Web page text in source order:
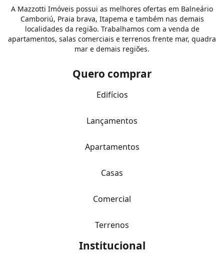
A Mazzotti Imóveis possui as melhores ofertas em Balneário
Camboriú, Praia brava, Itapema e também nas demais
localidades da região. Trabalhamos com a venda de
apartamentos, salas comerciais e terrenos frente mar, quadra
mar e demais regiões.
Quero comprar
Edifícios
Lançamentos
Apartamentos
Casas
Comercial
Terrenos
Institucional